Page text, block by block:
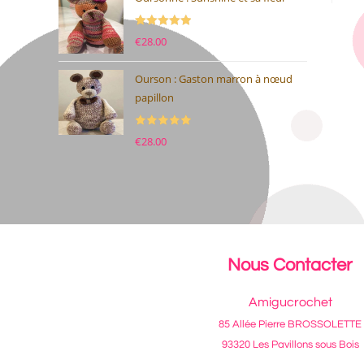
5.00
€28.00
Ourson : Gaston marron à nœud
papillon
€28.00
Nous Contacter
Amigucrochet
85 Allée Pierre BROSSOLETTE
93320 Les Pavillons sous Bois